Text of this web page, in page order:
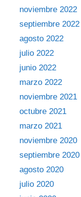
noviembre 2022
septiembre 2022
agosto 2022
julio 2022
junio 2022
marzo 2022
noviembre 2021
octubre 2021
marzo 2021
noviembre 2020
septiembre 2020
agosto 2020
julio 2020